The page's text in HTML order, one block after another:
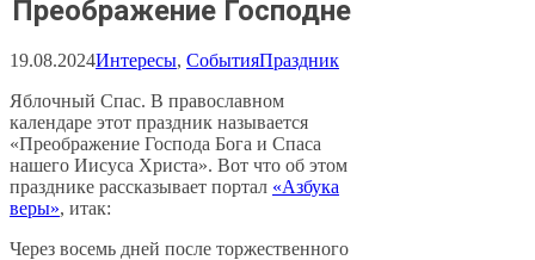
Преображение Господне
19.08.2024Интересы, СобытияПраздник
Яблочный Спас. В православном
календаре этот праздник называется
«Преображение Господа Бога и Спаса
нашего Иисуса Христа». Вот что об этом
празднике рассказывает портал «Азбука
веры», итак:
Через восемь дней после торжественного